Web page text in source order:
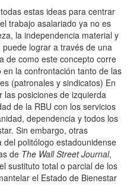
estas ideas para centrar
trabajo asalariado ya no es
la independencia material y
lograr a través de una
de como este concepto corre
la confrontación tanto de las
(patronales y sindicatos) En
posiciones de izquierda
de la RBU con los servicios
dependencia y todos los
Sin embargo, otras
politólogo estadounidense
de The Wall Street Journal,
sustituto total o parcial de los
el Estado de Bienestar